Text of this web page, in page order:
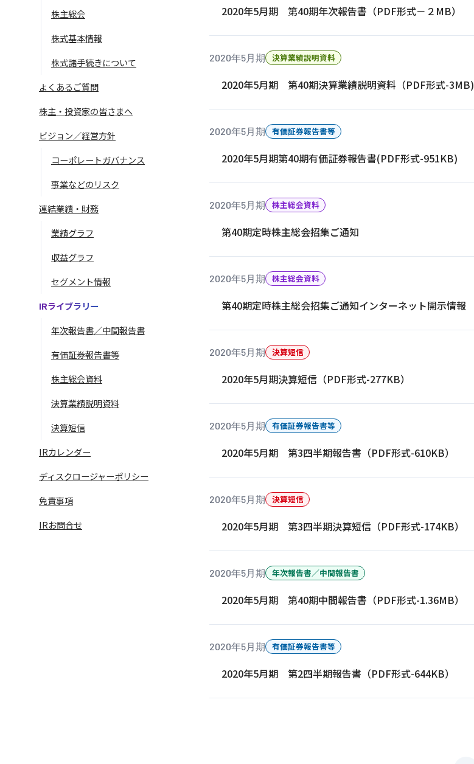
ライフキャリアサービス一覧へ
株主総会
株式基本情報
株式諸手続きについて
よくあるご質問
株主・投資家の皆さまへ
ビジョン／経営方針
コーポレートガバナンス
事業などのリスク
連結業績・財務
業績グラフ
収益グラフ
セグメント情報
IRライブラリー
年次報告書／中間報告書
有価証券報告書等
株主総会資料
決算業績説明資料
決算短信
IRカレンダー
ディスクロージャーポリシー
免責事項
IRお問合せ
2020年5月期 第40期年次報告書（PDF形式－２MB）
2020年5月期 決算業績説明資料
2020年5月期 第40期決算業績説明資料（PDF形式-3MB)
2020年5月期 有価証券報告書等
2020年5月期第40期有価証券報告書(PDF形式-951KB)
2020年5月期 株主総会資料
第40期定時株主総会招集ご通知
2020年5月期 株主総会資料
第40期定時株主総会招集ご通知インターネット開示情報
2020年5月期 決算短信
2020年5月期決算短信（PDF形式-277KB）
2020年5月期 有価証券報告書等
2020年5月期 第3四半期報告書（PDF形式-610KB）
2020年5月期 決算短信
2020年5月期 第3四半期決算短信（PDF形式-174KB）
2020年5月期 年次報告書／中間報告書
2020年5月期 第40期中間報告書（PDF形式-1.36MB）
2020年5月期 有価証券報告書等
2020年5月期 第2四半期報告書（PDF形式-644KB）